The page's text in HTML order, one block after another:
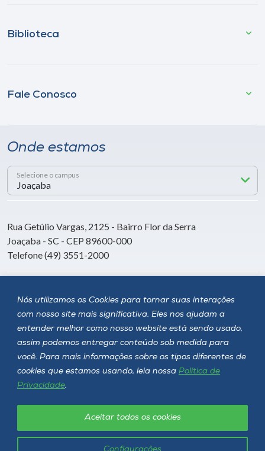
Nós utilizamos os Cookies para tornar suas interações
com nosso site mais significativa. Eles nos ajudam a
entender melhor como nosso website está sendo usado,
assim podemos entregar conteúdo sob medida para
você. Para mais informações sobre os tipos diferentes de
cookies que estamos usando, leia nossa Política de
Privacidade.
Configurações
Aceitar todos os cookies
Biblioteca
Fale Conosco
Onde estamos
Selecione o campus
Rua Getúlio Vargas, 2125 - Bairro Flor da Serra
Joaçaba - SC - CEP 89600-000
Telefone (49) 3551-2000
Siga a Unoesc
Unoesc © 2026 - Todos os direitos reservados
Política de privacidade LGPD